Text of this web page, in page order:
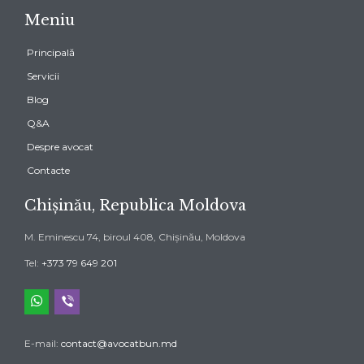
Meniu
Principală
Servicii
Blog
Q&A
Despre avocat
Contacte
Chișinău, Republica Moldova
M. Eminescu 74, biroul 408, Chișinău, Moldova
Tel: +373 79 649 201
whatsapp
viber
E-mail: contact@avocatbun.md